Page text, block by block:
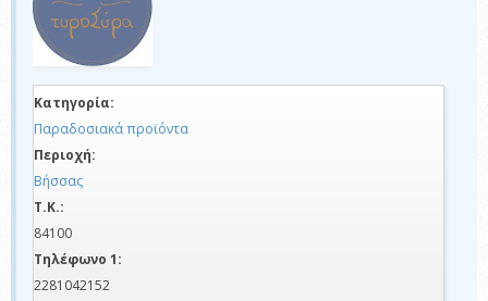
Κατηγορία:
Παραδοσιακά προϊόντα
Περιοχή:
Βήσσας
Τ.Κ.:
84100
Τηλέφωνο 1:
2281042152